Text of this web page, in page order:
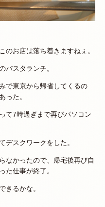
のお店は落ち着きますねぇ。
パスタランチ。
で東京から帰省してくるの
った。
て7時過ぎまで再びパソコン
デスクワークをした。
なかったので、帰宅後再び自
た仕事が終了。
きるかな。